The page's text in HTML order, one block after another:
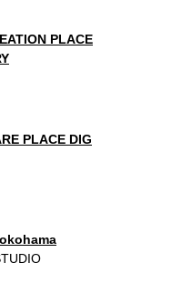
PLACE
PLACE DIG